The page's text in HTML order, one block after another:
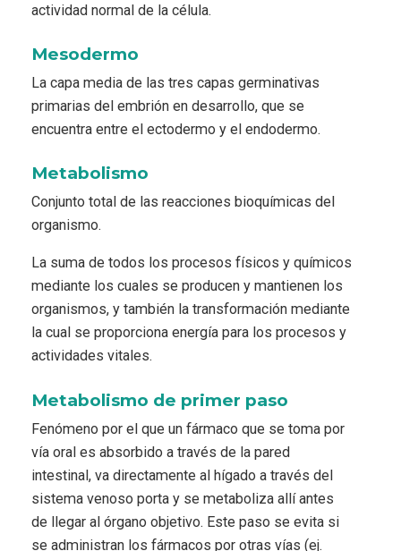
actividad normal de la célula.
Mesodermo
La capa media de las tres capas germinativas
primarias del embrión en desarrollo, que se
encuentra entre el ectodermo y el endodermo.
Metabolismo
Conjunto total de las reacciones bioquímicas del
organismo.
La suma de todos los procesos físicos y químicos
mediante los cuales se producen y mantienen los
organismos, y también la transformación mediante
la cual se proporciona energía para los procesos y
actividades vitales.
Metabolismo de primer paso
Fenómeno por el que un fármaco que se toma por
vía oral es absorbido a través de la pared
intestinal, va directamente al hígado a través del
sistema venoso porta y se metaboliza allí antes
de llegar al órgano objetivo. Este paso se evita si
se administran los fármacos por otras vías (ej.